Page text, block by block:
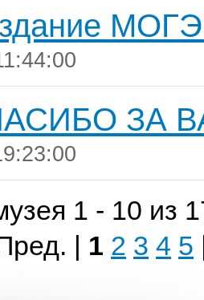
ЗА
1 - 10 из
| 1 2 3 4 5